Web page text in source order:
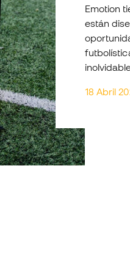
Emotion
están
18 Abril